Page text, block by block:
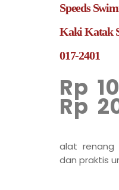
Speeds
Kaki Katak
017-2401
Rp
Rp
alat renang
dan praktis